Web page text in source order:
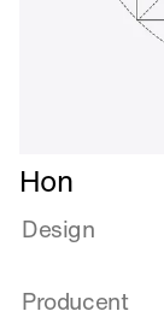
Læs
mere
om
Hon
Design
Producent